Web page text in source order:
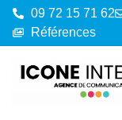
09 72 15 71 62
Références